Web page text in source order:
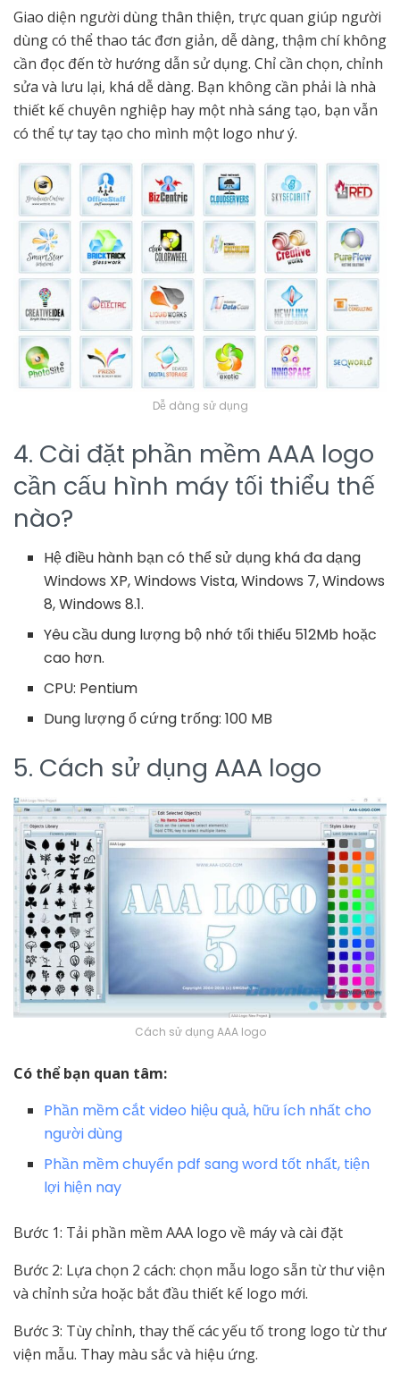
Giao diện người dùng thân thiện, trực quan giúp người
dùng có thể thao tác đơn giản, dễ dàng, thậm chí không
cần đọc đến tờ hướng dẫn sử dụng. Chỉ cần chọn, chỉnh
sửa và lưu lại, khá dễ dàng. Bạn không cần phải là nhà
thiết kế chuyên nghiệp hay một nhà sáng tạo, bạn vẫn
có thể tự tay tạo cho mình một logo như ý.
Dễ dàng sử dụng
4. Cài đặt phần mềm AAA logo
cần cấu hình máy tối thiểu thế
nào?
Hệ điều hành bạn có thể sử dụng khá đa dạng
Windows XP, Windows Vista, Windows 7, Windows
8, Windows 8.1.
Yêu cầu dung lượng bộ nhớ tổi thiểu 512Mb hoặc
cao hơn.
CPU: Pentium
Dung lượng ổ cứng trống: 100 MB
5. Cách sử dụng AAA logo
Cách sử dụng AAA logo
Có thể bạn quan tâm:
Phần mềm cắt video hiệu quả, hữu ích nhất cho
người dùng
Phần mềm chuyển pdf sang word tốt nhất, tiện
lợi hiện nay
Bước 1: Tải phần mềm AAA logo về máy và cài đặt
Bước 2: Lựa chọn 2 cách: chọn mẫu logo sẵn từ thư viện
và chỉnh sửa hoặc bắt đầu thiết kế logo mới.
Bước 3: Tùy chỉnh, thay thế các yếu tố trong logo từ thư
viện mẫu. Thay màu sắc và hiệu ứng.